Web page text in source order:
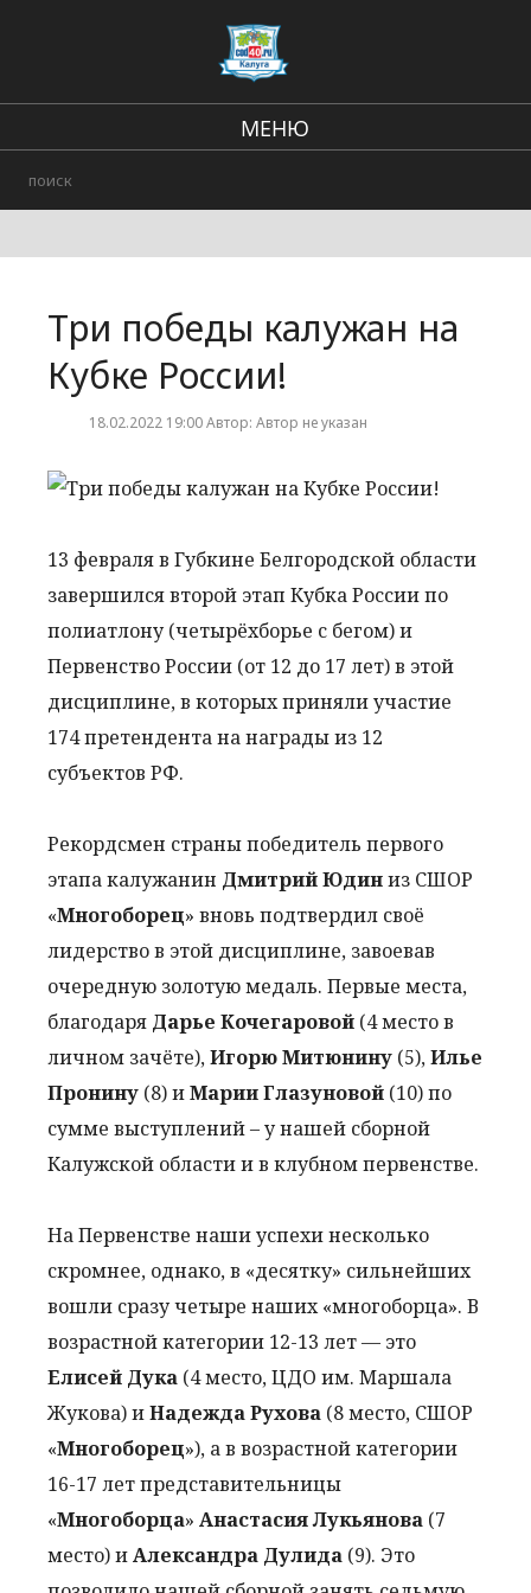
МЕНЮ
Происшествия
Три победы калужан на
Кубке России!
18.02.2022 19:00 Автор: Автор не указан
13 февраля в Губкине Белгородской области
завершился второй этап Кубка России по
полиатлону (четырёхборье с бегом) и
Первенство России (от 12 до 17 лет) в этой
дисциплине, в которых приняли участие
174 претендента на награды из 12
субъектов РФ.
Рекордсмен страны победитель первого
этапа калужанин Дмитрий Юдиниз СШОР
«Многоборец» вновь подтвердил своё
лидерство в этой дисциплине, завоевав
очередную золотую медаль. Первые места,
благодаря Дарье Кочегаровой (4 место в
личном зачёте),Игорю Митюнину (5),Илье
Пронину (8) иМарии Глазуновой (10) по
сумме выступлений – у нашей сборной
Калужской области и в клубном первенстве.
На Первенстве наши успехи несколько
скромнее, однако, в «десятку» сильнейших
вошли сразу четыре наших «многоборца». В
возрастной категории 12-13 лет — это
Елисей Дука (4 место, ЦДО им. Маршала
Жукова) иНадежда Рухова (8 место, СШОР
«Многоборец»), а в возрастной категории
16-17 лет представительницы
«Многоборца» Анастасия Лукьянова (7
место) иАлександра Дулида (9). Это